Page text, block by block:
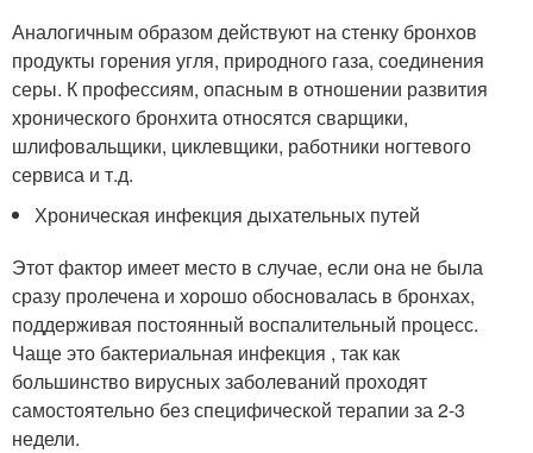
Аналогичным образом действуют на стенку бронхов
продукты горения угля, природного газа, соединения
серы. К профессиям, опасным в отношении развития
хронического бронхита относятся сварщики,
шлифовальщики, циклевщики, работники ногтевого
сервиса и т.д.
Хроническая инфекция дыхательных путей
Этот фактор имеет место в случае, если она не была
сразу пролечена и хорошо обосновалась в бронхах,
поддерживая постоянный воспалительный процесс.
Чаще это бактериальная инфекция , так как
большинство вирусных заболеваний проходят
самостоятельно без специфической терапии за 2-3
недели.